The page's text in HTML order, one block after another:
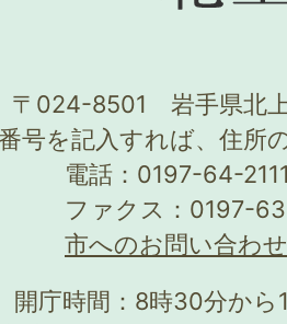
〒024-8501 岩手県北
番号を記入すれば、住所
電話：0197-64-
ファクス：0197-
市へのお問い合わ
開庁時間：8時30分か